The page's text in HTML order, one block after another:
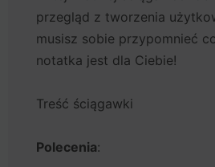
przegląd z tworzenia
musisz sobie przypomnieć
notatka jest dla Ciebie!
Treść ściągawki
Polecenia: